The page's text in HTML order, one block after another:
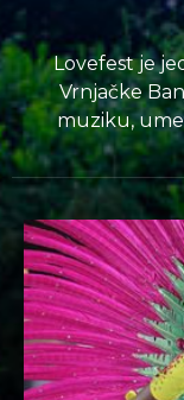
Lovefest je
Vrnjačke
muziku,